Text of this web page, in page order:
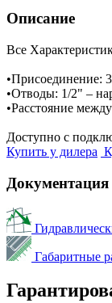
Описание
Все
•Присоединение:
•Отводы: 1/2" –
•Расстояние
Доступно с
Купить у дилера
Документация
Габаритные